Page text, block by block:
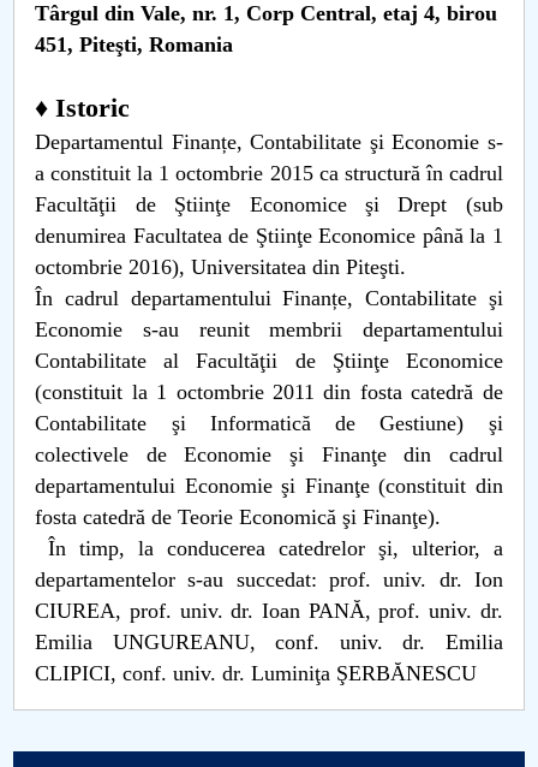
Nr. de telefon si adrese Facultăți
Admitere
Români de pretutindeni - ADMITERE
Senat
Facultăți
Studenți
Ghiduri pentru STUDENȚI
Relații Publice
Relații Internaționale
PNRR
Proiect PRIM STUD
Proiect SU-ETIC
Târgul din Vale, nr. 1, Corp Central, etaj 4, birou
451, Piteşti, Romania
♦Istoric
Departamentul Finanțe, Contabilitate şi Economie s-
a constituit la 1 octombrie 2015 ca structură în cadrul
Facultăţii de Ştiinţe Economice şi Drept (sub
denumirea Facultatea de Ştiinţe Economice până la 1
octombrie 2016), Universitatea din Piteşti.
În cadrul departamentului Finanțe, Contabilitate şi
Economie s-au reunit membrii departamentului
Contabilitate al Facultăţii de Ştiinţe Economice
(constituit la 1 octombrie 2011 din fosta catedră de
Contabilitate şi Informatică de Gestiune) şi
colectivele de Economie şi Finanţe din cadrul
departamentului Economie şi Finanţe (constituit din
fosta catedră de Teorie Economică şi Finanţe).
În timp, la conducerea catedrelor şi, ulterior, a
departamentelor s-au succedat: prof. univ. dr. Ion
CIUREA, prof. univ. dr. Ioan PANĂ, prof. univ. dr.
Emilia UNGUREANU, conf. univ. dr. Emilia
CLIPICI, conf. univ. dr. Luminiţa ŞERBĂNESCU